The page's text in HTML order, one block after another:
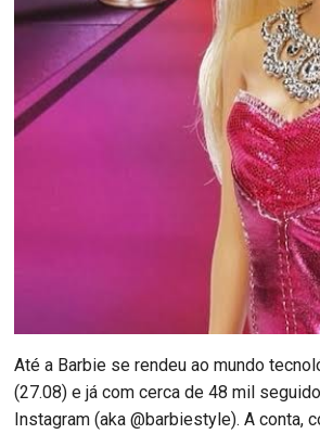
Até a Barbie se rendeu ao mundo
(27.08) e já com cerca de 48 mil
Instagram (aka @barbiestyle). A conta,